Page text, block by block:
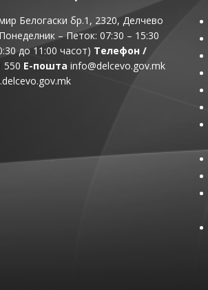
Белогаски бр.1, 2320, Делчево
Понеделник – Петок: 07:30 – 15:30
до 11:00 часот) Телефон /
550 Е-пошта info@delcevo.gov.mk